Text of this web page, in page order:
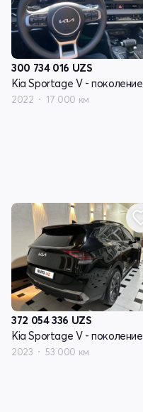
300 734 016 UZS
Kia Sportage V - поколение
2022 17 000 км
372 054 336 UZS
Kia Sportage V - поколение
2023 53 000 км